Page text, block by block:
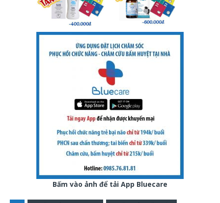
Bấm vào ảnh để tải App Bluecare